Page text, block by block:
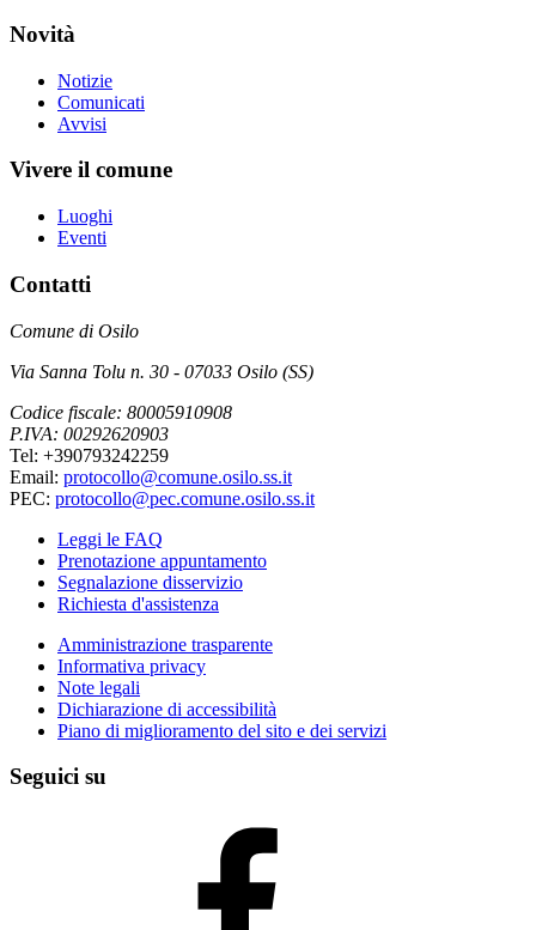
Novità
Notizie
Comunicati
Avvisi
Vivere il comune
Luoghi
Eventi
Contatti
Comune di Osilo
Via Sanna Tolu n. 30 - 07033 Osilo (SS)
Codice fiscale: 80005910908
P.IVA: 00292620903
Tel: +390793242259
Email: protocollo@comune.osilo.ss.it
PEC: protocollo@pec.comune.osilo.ss.it
Leggi le FAQ
Prenotazione appuntamento
Segnalazione disservizio
Richiesta d'assistenza
Amministrazione trasparente
Informativa privacy
Note legali
Dichiarazione di accessibilità
Piano di miglioramento del sito e dei servizi
Seguici su